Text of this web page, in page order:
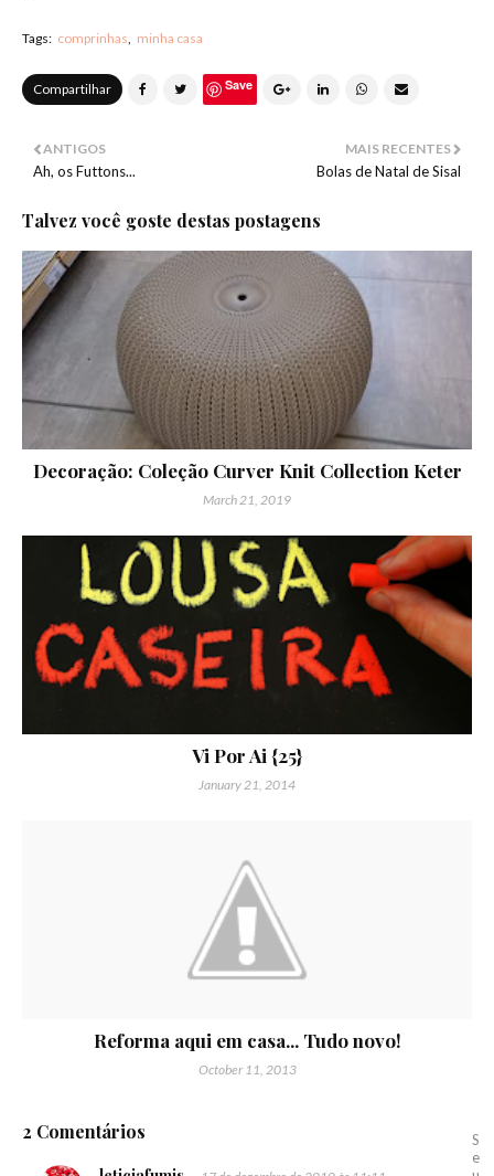
Tags: comprinhas minha casa
Compartilhar Save
MAIS RECENTES
Bolas de Natal de Sisal
ANTIGOS
Ah, os Futtons...
Talvez você goste destas postagens
Decoração: Coleção Curver Knit Collection Keter
March 21, 2019
Vi Por Ai {25}
January 21, 2014
Reforma aqui em casa... Tudo novo!
October 11, 2013
2 Comentários
S
e